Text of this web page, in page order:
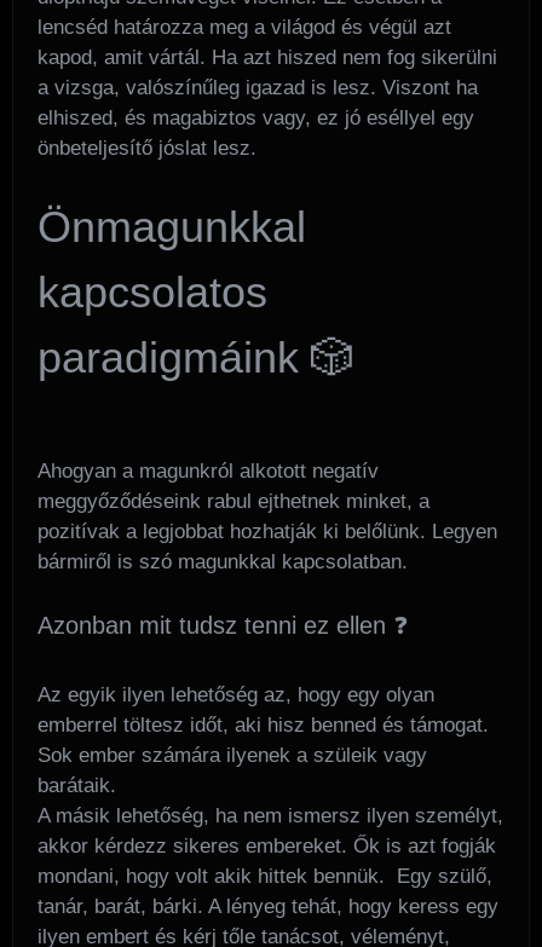
lencséd határozza meg a világod és végül azt
kapod, amit vártál. Ha azt hiszed nem fog sikerülni
a vizsga, valószínűleg igazad is lesz. Viszont ha
elhiszed, és magabiztos vagy, ez jó eséllyel egy
önbeteljesítő jóslat lesz.
Önmagunkkal
kapcsolatos
paradigmáink 🎲
Ahogyan a magunkról alkotott negatív
meggyőződéseink rabul ejthetnek minket, a
pozitívak a legjobbat hozhatják ki belőlünk. Legyen
bármiről is szó magunkkal kapcsolatban.
Azonban mit tudsz tenni ez ellen ❓
Az egyik ilyen lehetőség az, hogy egy olyan
emberrel töltesz időt, aki hisz benned és támogat.
Sok ember számára ilyenek a szüleik vagy
barátaik.
A másik lehetőség, ha nem ismersz ilyen személyt,
akkor kérdezz sikeres embereket. Ők is azt fogják
mondani, hogy volt akik hittek bennük. Egy szülő,
tanár, barát, bárki. A lényeg tehát, hogy keress egy
ilyen embert és kérj tőle tanácsot, véleményt,